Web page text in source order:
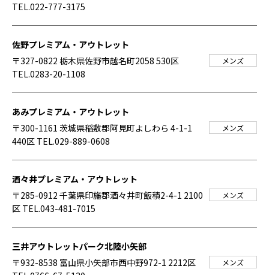
TEL.022-777-3175
佐野プレミアム・アウトレット
〒327-0822 栃木県佐野市越名町2058 530区
TEL.0283-20-1108
メンズ
あみプレミアム・アウトレット
〒300-1161 茨城県稲敷郡阿見町よしわら 4-1-1
440区 TEL.029-889-0608
メンズ
酒々井プレミアム・アウトレット
〒285-0912 千葉県印旛郡酒々井町飯積2-4-1 2100
区 TEL.043-481-7015
メンズ
三井アウトレットパーク北陸小矢部
〒932-8538 富山県小矢部市西中野972-1 2212区
メンズ